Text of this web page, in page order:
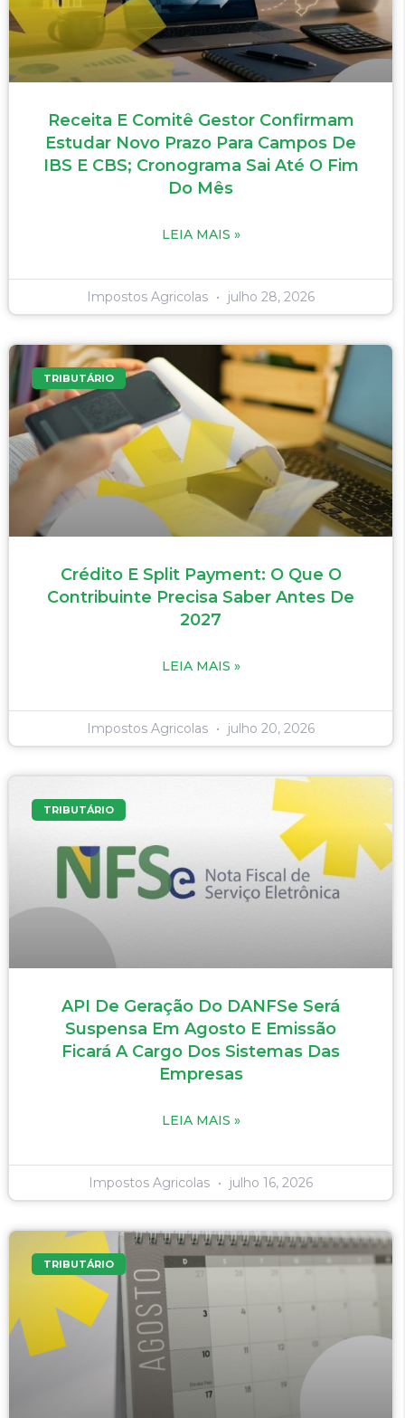
Receita E Comitê Gestor Confirmam
Estudar Novo Prazo Para Campos De
IBS E CBS; Cronograma Sai Até O Fim
Do Mês
LEIA MAIS »
Impostos Agricolas julho 28, 2026
TRIBUTÁRIO
Crédito E Split Payment: O Que O
Contribuinte Precisa Saber Antes De
2027
LEIA MAIS »
Impostos Agricolas julho 20, 2026
TRIBUTÁRIO
API De Geração Do DANFSe Será
Suspensa Em Agosto E Emissão
Ficará A Cargo Dos Sistemas Das
Empresas
LEIA MAIS »
Impostos Agricolas julho 16, 2026
TRIBUTÁRIO